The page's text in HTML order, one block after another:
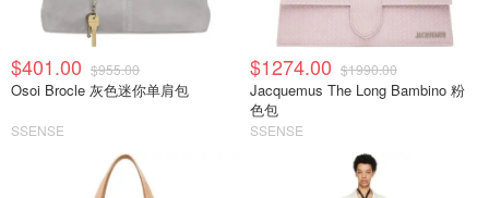
$401.00 $955.00
Osoi Brocle 灰色迷你单肩包
SSENSE
$1274.00 $1990.00
Jacquemus The Long Bambino 粉
色包
SSENSE